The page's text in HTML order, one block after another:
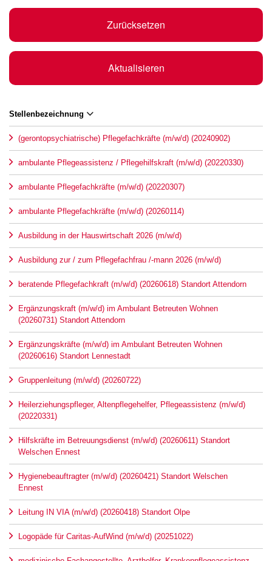
Zurücksetzen
Aktualisieren
Stellenbezeichnung
(gerontopsychiatrische) Pflegefachkräfte (m/w/d) (20240902)
ambulante Pflegeassistenz / Pflegehilfskraft (m/w/d) (20220330)
ambulante Pflegefachkräfte (m/w/d) (20220307)
ambulante Pflegefachkräfte (m/w/d) (20260114)
Ausbildung in der Hauswirtschaft 2026 (m/w/d)
Ausbildung zur / zum Pflegefachfrau /-mann 2026 (m/w/d)
beratende Pflegefachkraft (m/w/d) (20260618) Standort Attendorn
Ergänzungskraft (m/w/d) im Ambulant Betreuten Wohnen
(20260731) Standort Attendorn
Ergänzungskräfte (m/w/d) im Ambulant Betreuten Wohnen
(20260616) Standort Lennestadt
Gruppenleitung (m/w/d) (20260722)
Heilerziehungspfleger, Altenpflegehelfer, Pflegeassistenz (m/w/d)
(20220331)
Hilfskräfte im Betreuungsdienst (m/w/d) (20260611) Standort
Welschen Ennest
Hygienebeauftragter (m/w/d) (20260421) Standort Welschen
Ennest
Leitung IN VIA (m/w/d) (20260418) Standort Olpe
Logopäde für Caritas-AufWind (m/w/d) (20251022)